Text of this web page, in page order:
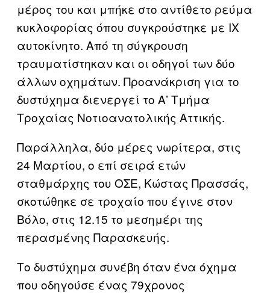
μέρος του και μπήκε στο αντίθετο ρεύμα
κυκλοφορίας όπου συγκρούστηκε με ΙΧ
αυτοκίνητο. Από τη σύγκρουση
τραυματίστηκαν και οι οδηγοί των δύο
άλλων οχημάτων. Προανάκριση για το
δυστύχημα διενεργεί το Α’ Τμήμα
Τροχαίας Νοτιοανατολικής Αττικής.
Παράλληλα, δύο μέρες νωρίτερα, στις
24 Μαρτίου, ο επί σειρά ετών
σταθμάρχης του ΟΣΕ, Κώστας Πρασσάς,
σκοτώθηκε σε τροχαίο που έγινε στον
Βόλο, στις 12.15 το μεσημέρι της
περασμένης Παρασκευής.
Το δυστύχημα συνέβη όταν ένα όχημα
που οδηγούσε ένας 79χρονος